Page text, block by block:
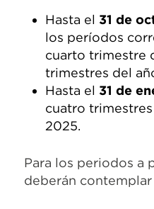
Hasta el 31 de
los períodos
cuarto trimestre
trimestres del
Hasta el 31 de
cuatro
2025.
Para los periodos a
deberán